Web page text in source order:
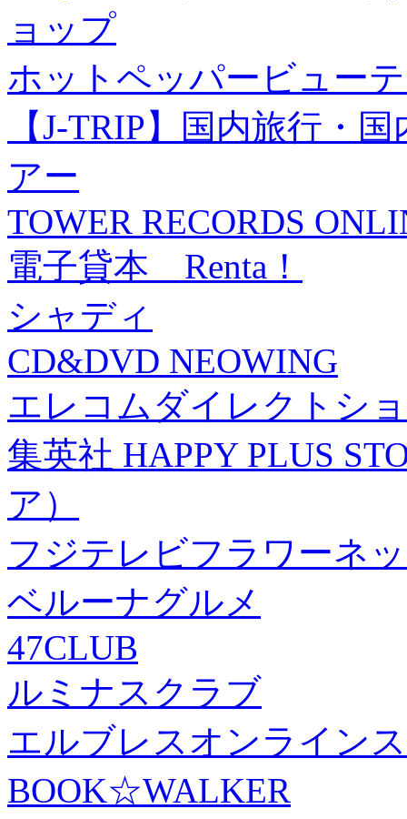
ョップ
ホットペッパービュー
【J-TRIP】国内旅行・
アー
TOWER RECORDS
電子貸本 Renta！
シャディ
CD&DVD NEOWING
エレコムダイレクトシ
集英社 HAPPY PLUS
ア）
フジテレビフラワーネ
ベルーナグルメ
47CLUB
ルミナスクラブ
エルブレスオンライン
BOOK☆WALKER